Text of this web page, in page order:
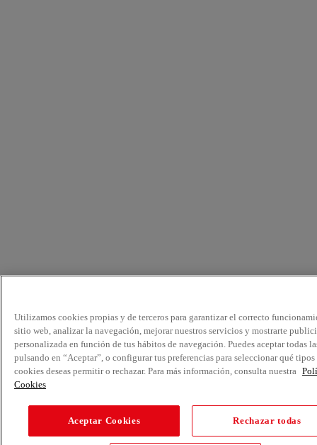
Utilizamos cookies propias y de terceros para garantizar el correcto
sitio web, analizar la navegación, mejorar nuestros servicios y mostrarte
personalizada en función de tus hábitos de navegación. Puedes aceptar todas
pulsando en “Aceptar”, o configurar tus preferencias para seleccionar qué tipos
cookies deseas permitir o rechazar. Para más información, consulta nuestra
Cookies
Aceptar Cookies Rechazar todas